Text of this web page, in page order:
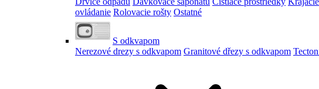
ovládanie Rolovacie rošty Ostatné
S odkvapom
Nerezové drezy s odkvapom Granitové dřezy s odkvapom